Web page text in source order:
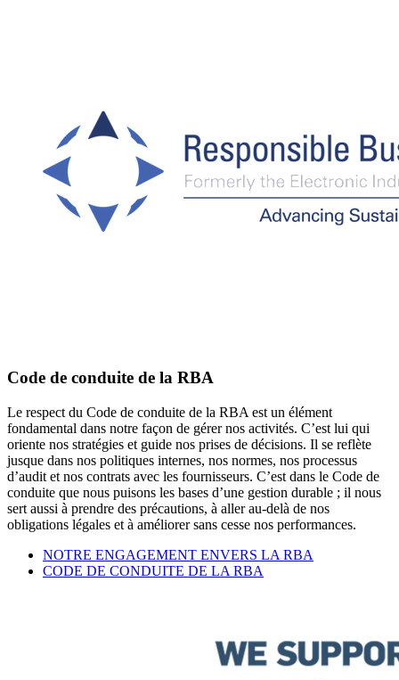
Code de conduite de la RBA
Le respect du Code de conduite de la RBA est un élément
fondamental dans notre façon de gérer nos activités. C’est lui qui
oriente nos stratégies et guide nos prises de décisions. Il se reflète
jusque dans nos politiques internes, nos normes, nos processus
d’audit et nos contrats avec les fournisseurs. C’est dans le Code de
conduite que nous puisons les bases d’une gestion durable ; il nous
sert aussi à prendre des précautions, à aller au-delà de nos
obligations légales et à améliorer sans cesse nos performances.
NOTRE ENGAGEMENT ENVERS LA RBA
CODE DE CONDUITE DE LA RBA